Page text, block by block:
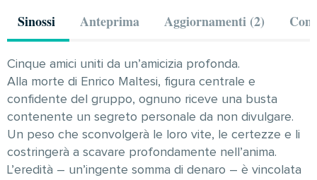
Sinossi Anteprima Aggiornamenti (2)
Cinque amici uniti da un’amicizia profonda.
Alla morte di Enrico Maltesi, figura centrale e
confidente del gruppo, ognuno riceve una busta
contenente un segreto personale da non divulgare.
Un peso che sconvolgerà le loro vite, le certezze e li
costringerà a scavare profondamente nell’anima.
L’eredità – un’ingente somma di denaro – è vincolata